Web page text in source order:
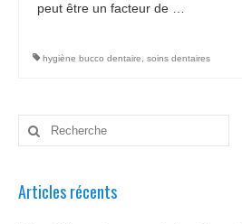
Tarifs
peut être un facteur de …
hygiène bucco dentaire soins dentaires
Rechercher
:
Articles récents